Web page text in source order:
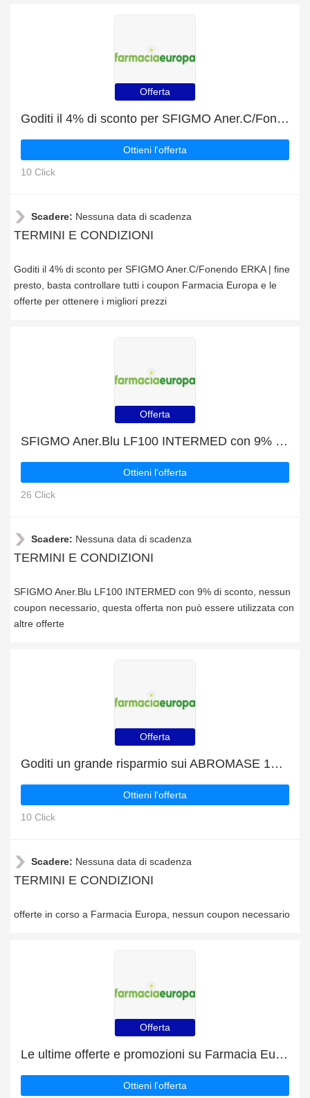
Offerta
Goditi il 4% di sconto per SFIGMO Aner.C/Fonendo ERKA | fine presto
Ottieni l'offerta
10 Click
Scadere: Nessuna data di scadenza
TERMINI E CONDIZIONI
Goditi il 4% di sconto per SFIGMO Aner.C/Fonendo ERKA | fine
presto, basta controllare tutti i coupon Farmacia Europa e le
offerte per ottenere i migliori prezzi
Offerta
SFIGMO Aner.Blu LF100 INTERMED con 9% di sconto
Ottieni l'offerta
26 Click
Scadere: Nessuna data di scadenza
TERMINI E CONDIZIONI
SFIGMO Aner.Blu LF100 INTERMED con 9% di sconto, nessun
coupon necessario, questa offerta non può essere utilizzata con
altre offerte
Offerta
Goditi un grande risparmio sui ABROMASE 12BUST, oltre il 10% di sconto
Ottieni l'offerta
10 Click
Scadere: Nessuna data di scadenza
TERMINI E CONDIZIONI
offerte in corso a Farmacia Europa, nessun coupon necessario
Offerta
Le ultime offerte e promozioni su Farmacia Europa
Ottieni l'offerta